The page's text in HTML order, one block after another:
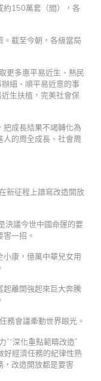
約150萬套（間），各
。截至今朝，各級當局
更多惠平易近生、熱民
細、順平易近意的事
生扶植，完美社會保
成長結果不竭轉化為
人的周全成長、社會周
新征程上譜寫改造開放
決議今世中國命運的要
一招。
小康，億萬中華兒女用
起離開強起來巨大奔騰
務會議牽動世界眼光。
”“深化重點範疇改造”
好經濟任務的紀律性熟
，改造開放都是要害